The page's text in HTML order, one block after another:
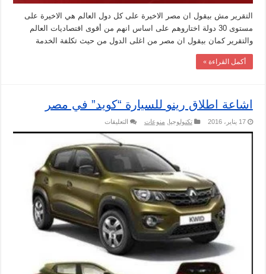
التقرير مش بيقول ان مصر الاخيرة على كل دول العالم هي الاخيرة على
مستوى 30 دولة اختاروهم على اساس انهم من أقوى اقتصاديات العالم
والتقرير كمان بيقول ان مصر من اغلى الدول من حيث تكلفة الخدمة
أكمل القراءة »
اشاعة اطلاق رينو للسيارة “كويد” في مصر
17 يناير، 2016 تكنولوجيا منوعات التعليقات
اطلاق
رينو
للسيارة
“كويد”
في
مصر
مغلقة